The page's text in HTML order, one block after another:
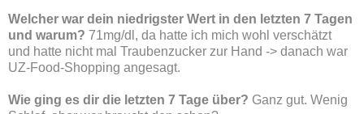
Welcher war dein niedrigster Wert in den letzten 7 Tagen
und warum? 71mg/dl, da hatte ich mich wohl verschätzt
und hatte nicht mal Traubenzucker zur Hand -> danach war
UZ-Food-Shopping angesagt.
Wie ging es dir die letzten 7 Tage über? Ganz gut. Wenig